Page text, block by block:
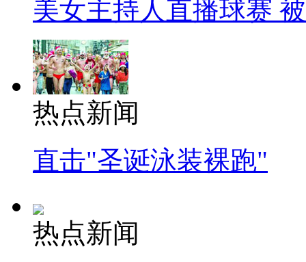
美女主持人直播球赛
热点新闻
直击"圣诞泳装裸跑"
热点新闻